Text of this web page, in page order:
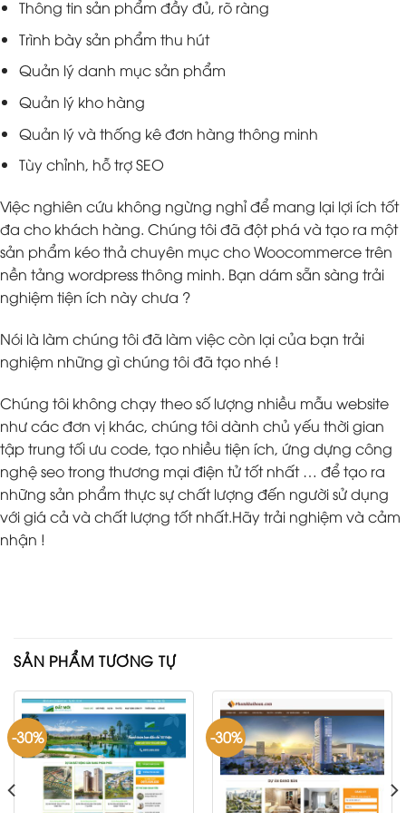
Thông tin sản phẩm đầy đủ, rõ ràng
Trình bày sản phẩm thu hút
Quản lý danh mục sản phẩm
Quản lý kho hàng
Quản lý và thống kê đơn hàng thông minh
Tùy chỉnh, hỗ trợ SEO
Việc nghiên cứu không ngừng nghỉ để mang lại lợi ích tốt
đa cho khách hàng. Chúng tôi đã đột phá và tạo ra một
sản phẩm kéo thả chuyên mục cho Woocommerce trên
nền tảng wordpress thông minh. Bạn dám sẵn sàng trải
nghiệm tiện ích này chưa ?
Nói là làm chúng tôi đã làm việc còn lại của bạn trải
nghiệm những gì chúng tôi đã tạo nhé !
Chúng tôi không chạy theo số lượng nhiều mẫu website
như các đơn vị khác, chúng tôi dành chủ yếu thời gian
tập trung tối ưu code, tạo nhiều tiện ích, ứng dựng công
nghệ seo trong thương mại điện tử tốt nhất … để tạo ra
những sản phẩm thực sự chất lượng đến người sử dụng
với giá cả và chất lượng tốt nhất.Hãy trải nghiệm và cảm
nhận !
SẢN PHẨM TƯƠNG TỰ
-30% -30%